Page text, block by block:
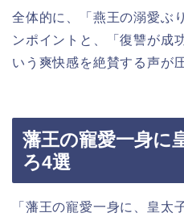
全体的に、「燕王の溺愛ぶ
ンポイントと、「復讐が成
いう爽快感を絶賛する声が
藩王の寵愛一身に
ろ4選
「藩王の寵愛一身に、皇太